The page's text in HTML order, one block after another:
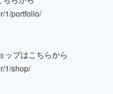
1/portfolio/
ップはこちらから
1/shop/